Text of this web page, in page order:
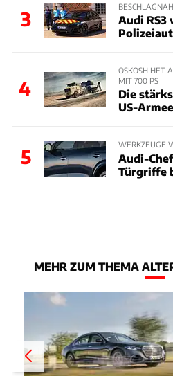
3
Audi RS3
4
OSKOSH HET
MIT 700 PS
Die
US-Armee
5
WERKZEUGE
Audi-
Türgriffe
MEHR ZUM THEMA